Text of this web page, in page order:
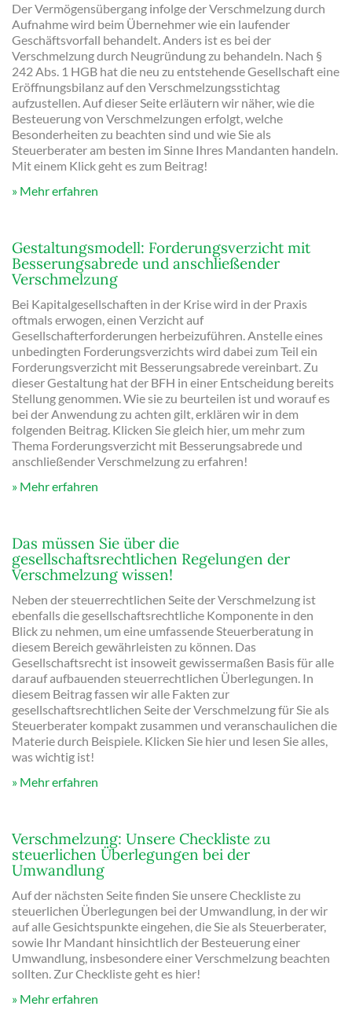
Der Vermögensübergang infolge der Verschmelzung durch
Aufnahme wird beim Übernehmer wie ein laufender
Geschäftsvorfall behandelt. Anders ist es bei der
Verschmelzung durch Neugründung zu behandeln. Nach §
242 Abs. 1 HGB hat die neu zu entstehende Gesellschaft eine
Eröffnungsbilanz auf den Verschmelzungsstichtag
aufzustellen. Auf dieser Seite erläutern wir näher, wie die
Besteuerung von Verschmelzungen erfolgt, welche
Besonderheiten zu beachten sind und wie Sie als
Steuerberater am besten im Sinne Ihres Mandanten handeln.
Mit einem Klick geht es zum Beitrag!
Mehr erfahren
Gestaltungsmodell: Forderungsverzicht mit
Besserungsabrede und anschließender
Verschmelzung
Bei Kapitalgesellschaften in der Krise wird in der Praxis
oftmals erwogen, einen Verzicht auf
Gesellschafterforderungen herbeizuführen. Anstelle eines
unbedingten Forderungsverzichts wird dabei zum Teil ein
Forderungsverzicht mit Besserungsabrede vereinbart. Zu
dieser Gestaltung hat der BFH in einer Entscheidung bereits
Stellung genommen. Wie sie zu beurteilen ist und worauf es
bei der Anwendung zu achten gilt, erklären wir in dem
folgenden Beitrag. Klicken Sie gleich hier, um mehr zum
Thema Forderungsverzicht mit Besserungsabrede und
anschließender Verschmelzung zu erfahren!
Mehr erfahren
Das müssen Sie über die
gesellschaftsrechtlichen Regelungen der
Verschmelzung wissen!
Neben der steuerrechtlichen Seite der Verschmelzung ist
ebenfalls die gesellschaftsrechtliche Komponente in den
Blick zu nehmen, um eine umfassende Steuerberatung in
diesem Bereich gewährleisten zu können. Das
Gesellschaftsrecht ist insoweit gewissermaßen Basis für alle
darauf aufbauenden steuerrechtlichen Überlegungen. In
diesem Beitrag fassen wir alle Fakten zur
gesellschaftsrechtlichen Seite der Verschmelzung für Sie als
Steuerberater kompakt zusammen und veranschaulichen die
Materie durch Beispiele. Klicken Sie hier und lesen Sie alles,
was wichtig ist!
Mehr erfahren
Verschmelzung: Unsere Checkliste zu
steuerlichen Überlegungen bei der
Umwandlung
Auf der nächsten Seite finden Sie unsere Checkliste zu
steuerlichen Überlegungen bei der Umwandlung, in der wir
auf alle Gesichtspunkte eingehen, die Sie als Steuerberater,
sowie Ihr Mandant hinsichtlich der Besteuerung einer
Umwandlung, insbesondere einer Verschmelzung beachten
sollten. Zur Checkliste geht es hier!
Mehr erfahren